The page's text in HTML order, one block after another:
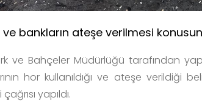
bankların ateşe verilmesi
ve Bahçeler Müdürlüğü tarafından
hor kullanıldığı ve ateşe verildiği
yapıldı.